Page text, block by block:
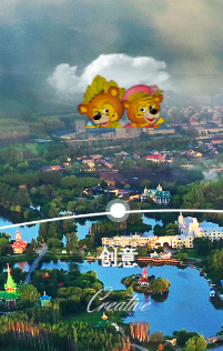
庄园由来
Origin